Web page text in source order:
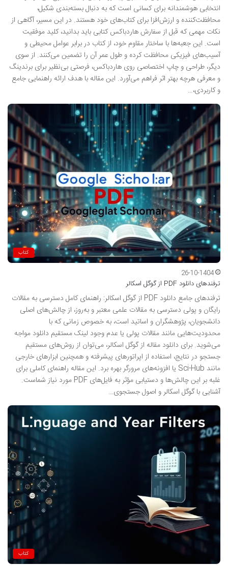
انتخابی هوشمندانه برای کسانی است که به دنبال بسته‌بندی شکیل،
محافظت‌کننده و ارزش‌افزا برای کتاب‌های خود هستند. در این مسیر، آگاهی از
نکات مهمی که قبل از سفارش هاردباکس کتابی باید بدانید، کلید موفقیت
است. این جعبه‌ها با ساختار مقاوم خود، از کتاب در برابر عوامل محیطی و
آسیب‌های فیزیکی محافظت کرده و طول عمر آن را تضمین می‌کنند. از سوی
دیگر، طراحی و چاپ اختصاصی روی هاردباکس، فرصتی بی‌نظیر برای برندینگ
و معرفی هرچه بهتر اثر فراهم می‌آورد. این مقاله با هدف ارائه راهنمایی جامع
و کاربردی،…
کتاب
26-10-1404
ترفندهای دانلود PDF از گوگل اسکالر
ترفندهای جامع دانلود PDF از گوگل اسکالر: راهنمای کامل دسترسی به مقالات
رایگان و پولی دسترسی به مقالات علمی معتبر و به‌روز، از چالش‌های اصلی
دانشجویان، پژوهشگران و اساتید است، به خصوص زمانی که با
محدودیت‌هایی مانند مقالات پولی یا عدم وجود لینک مستقیم دانلود مواجه
می‌شوید. برای دانلود مقاله از گوگل اسکالر، می‌توان از روش‌های مستقیم
جستجو در نتایج، استفاده از اپراتورهای پیشرفته و همچنین ابزارهای خارجی
مانند Sci-Hub یا افزونه‌های مرورگر بهره برد. این مقاله راهنمای کاملی برای
غلبه بر این چالش‌ها و دستیابی مؤثر به فایل‌های PDF مورد نیاز شماست.
آشنایی با گوگل اسکالر و اصول جستجوی…
کتاب